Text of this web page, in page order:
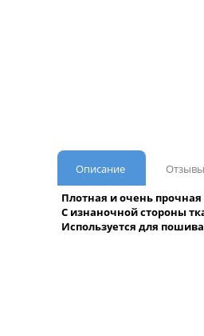
Описание
Отзывы
Плотная и очень
С изнаночной стороны
Используется для